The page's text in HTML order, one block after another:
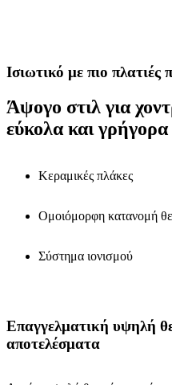
Ισιωτικό με πιο πλατιές
Άψογο στιλ για
εύκολα και γρήγορα
Κεραμικές πλάκες
Ομοιόμορφη κατανομή
Σύστημα ιονισμού
Επαγγελματική υψηλή
αποτελέσματα